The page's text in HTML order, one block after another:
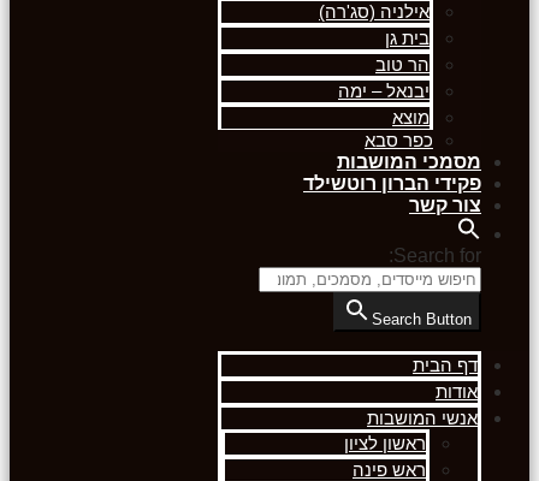
אילניה (סג'רה)
בית גן
הר טוב
יבנאל – ימה
מוצא
כפר סבא
מסמכי המושבות
פקידי הברון רוטשילד
צור קשר
Search for:
Search Button
דף הבית
אודות
אנשי המושבות
ראשון לציון
ראש פינה